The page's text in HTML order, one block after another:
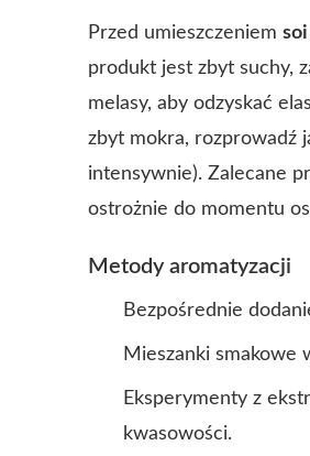
Przed umieszczeniem
produkt jest zbyt suchy,
melasy, aby odzyskać
zbyt mokra, rozprowadź
intensywnie). Zalecane
ostrożnie do momentu
Metody aromatyzacji
Bezpośrednie
Mieszanki smakowe
Eksperymenty z
kwasowości.